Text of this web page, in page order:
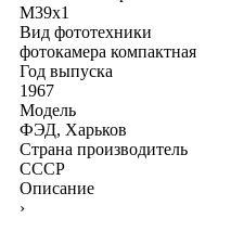
M39x1
Вид фототехники
фотокамера компактная
Год выпуска
1967
Модель
ФЭД, Харьков
Страна производитель
СССР
Описание
›